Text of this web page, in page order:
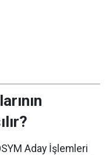
Aday İşlemleri